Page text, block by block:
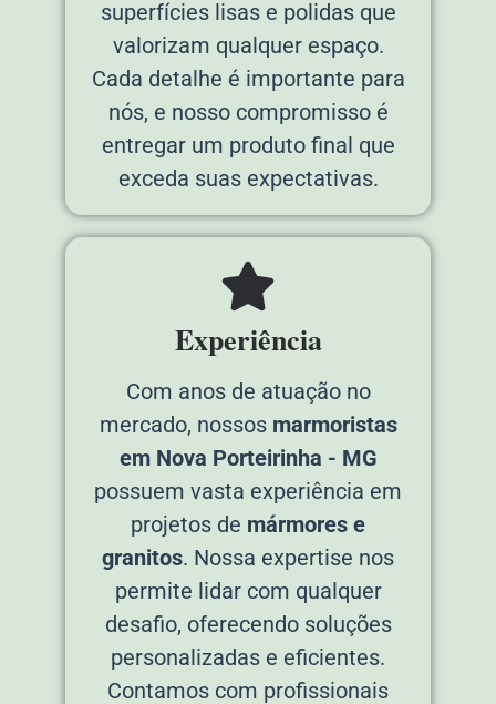
superfícies lisas e polidas que
valorizam qualquer espaço.
Cada detalhe é importante para
nós, e nosso compromisso é
entregar um produto final que
exceda suas expectativas.
Experiência
Com anos de atuação no
mercado, nossos marmoristas
em Nova Porteirinha - MG
possuem vasta experiência em
projetos de mármores e
granitos. Nossa expertise nos
permite lidar com qualquer
desafio, oferecendo soluções
personalizadas e eficientes.
Contamos com profissionais